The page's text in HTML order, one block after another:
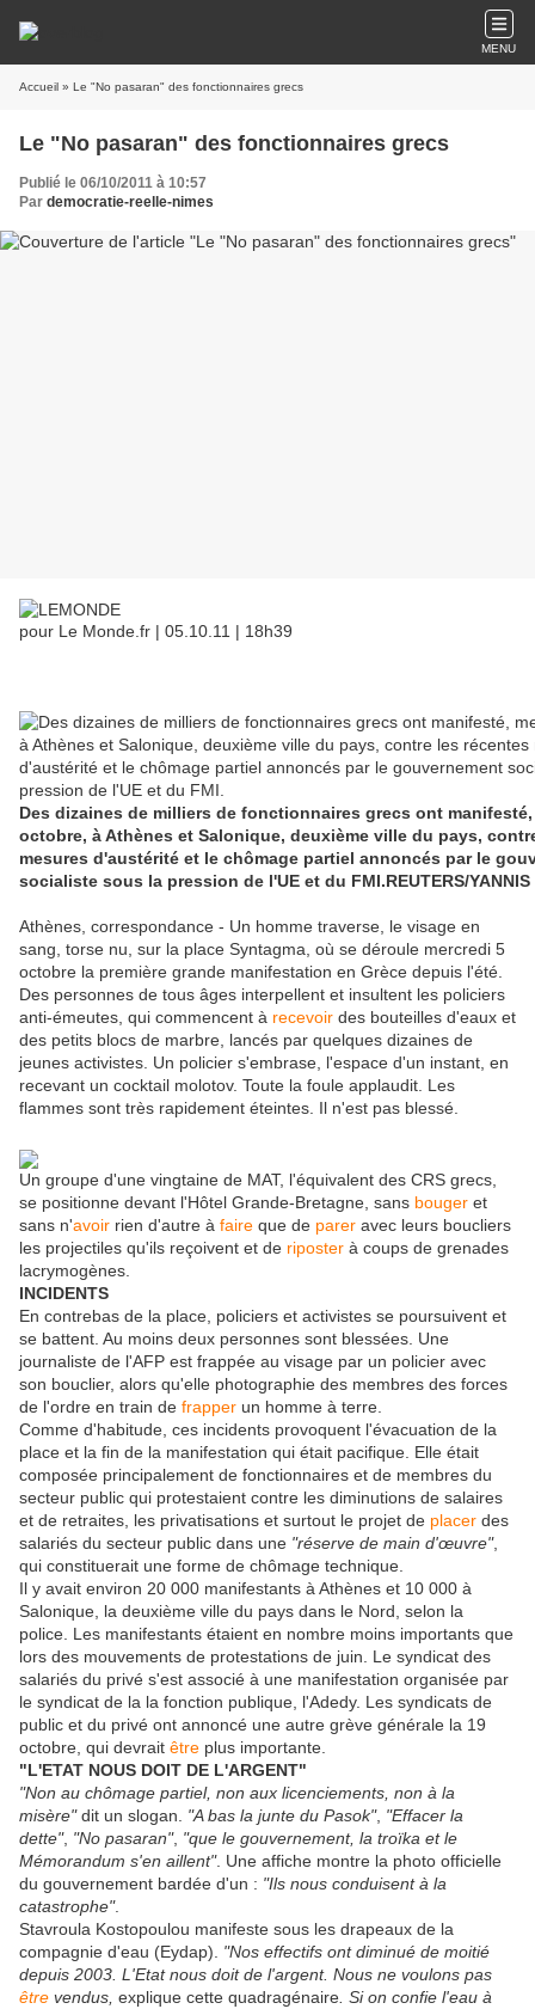
MENU
Accueil » Le "No pasaran" des fonctionnaires grecs
Le "No pasaran" des fonctionnaires grecs
Publié le 06/10/2011 à 10:57
Par democratie-reelle-nimes
pour Le Monde.fr | 05.10.11 | 18h39
Des dizaines de milliers de fonctionnaires grecs ont manifesté,
octobre, à Athènes et Salonique, deuxième ville du pays,
mesures d'austérité et le chômage partiel annoncés par le
socialiste sous la pression de l'UE et du FMI.REUTERS/
Athènes, correspondance - Un homme traverse, le visage en
sang, torse nu, sur la place Syntagma, où se déroule mercredi 5
octobre la première grande manifestation en Grèce depuis l'été.
Des personnes de tous âges interpellent et insultent les policiers
anti-émeutes, qui commencent à recevoir des bouteilles d'eaux et
des petits blocs de marbre, lancés par quelques dizaines de
jeunes activistes. Un policier s'embrase, l'espace d'un instant, en
recevant un cocktail molotov. Toute la foule applaudit. Les
flammes sont très rapidement éteintes. Il n'est pas blessé.
Un groupe d'une vingtaine de MAT, l'équivalent des CRS grecs,
se positionne devant l'Hôtel Grande-Bretagne, sans bouger et
sans n'avoir rien d'autre à faire que de parer avec leurs boucliers
les projectiles qu'ils reçoivent et de riposter à coups de grenades
lacrymogènes.
INCIDENTS
En contrebas de la place, policiers et activistes se poursuivent et
se battent. Au moins deux personnes sont blessées. Une
journaliste de l'AFP est frappée au visage par un policier avec
son bouclier, alors qu'elle photographie des membres des forces
de l'ordre en train de frapper un homme à terre.
Comme d'habitude, ces incidents provoquent l'évacuation de la
place et la fin de la manifestation qui était pacifique. Elle était
composée principalement de fonctionnaires et de membres du
secteur public qui protestaient contre les diminutions de salaires
et de retraites, les privatisations et surtout le projet de placer des
salariés du secteur public dans une "réserve de main d'œuvre",
qui constituerait une forme de chômage technique.
Il y avait environ 20 000 manifestants à Athènes et 10 000 à
Salonique, la deuxième ville du pays dans le Nord, selon la
police. Les manifestants étaient en nombre moins importants que
lors des mouvements de protestations de juin. Le syndicat des
salariés du privé s'est associé à une manifestation organisée par
le syndicat de la la fonction publique, l'Adedy. Les syndicats de
public et du privé ont annoncé une autre grève générale la 19
octobre, qui devrait être plus importante.
"L'ETAT NOUS DOIT DE L'ARGENT"
"Non au chômage partiel, non aux licenciements, non à la
misère"dit un slogan. "A bas la junte du Pasok", "Effacer la
dette", "No pasaran", "que le gouvernement, la troïka et le
Mémorandum s'en aillent". Une affiche montre la photo officielle
du gouvernement bardée d'un : "Ils nous conduisent à la
catastrophe".
Stavroula Kostopoulou manifeste sous les drapeaux de la
compagnie d'eau (Eydap). "Nos effectifs ont diminué de moitié
depuis 2003. L'Etat nous doit de l'argent. Nous ne voulons pas
être vendus, explique cette quadragénaire . Si on confie l'eau à